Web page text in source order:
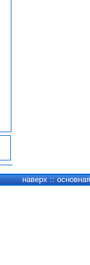
наверх ::основная